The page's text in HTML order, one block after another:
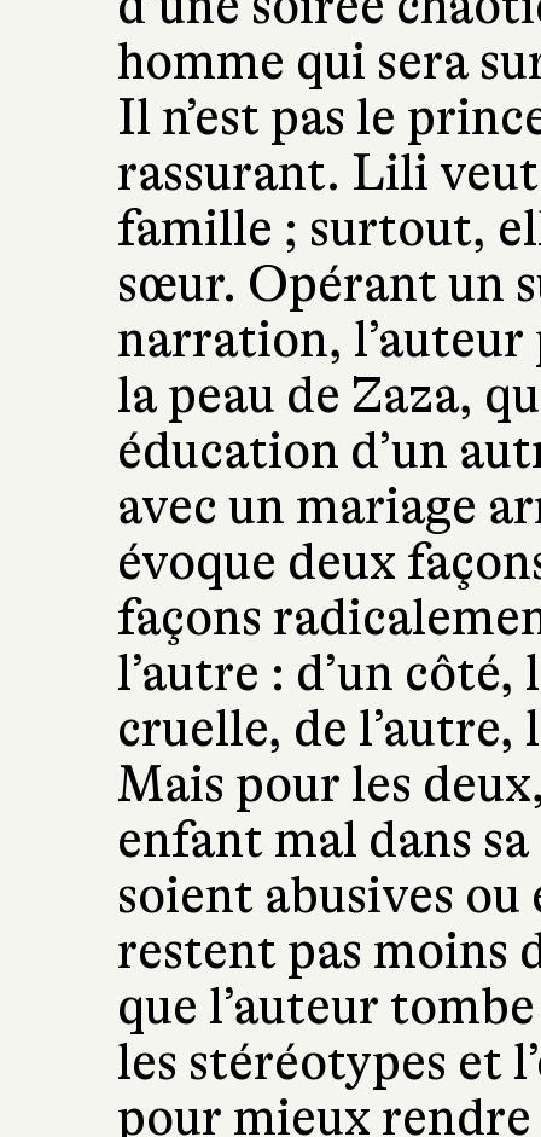
homme qui sera
Il n’est pas le
rassurant. Lili
famille ; surtout,
sœur. Opérant un
narration,
la peau de Zaza,
éducation d’un
avec un mariage
évoque deux
façons
l’autre : d’un
cruelle, de
Mais pour les
enfant mal dans
soient abusives ou
restent pas moins
que l’auteur
les stéréotypes et
pour mieux